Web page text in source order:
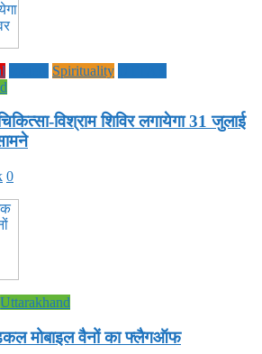
Spirituality
विश्राम शिविर लगायेगा 31 जुलाई
0
Uttarakhand
मोबाइल वैनों का फ्लैगऑफ